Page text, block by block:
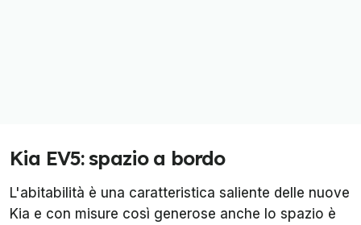
Kia EV5: spazio a bordo
L'abitabilità è una caratteristica saliente delle nuove
Kia e con misure così generose anche lo spazio è